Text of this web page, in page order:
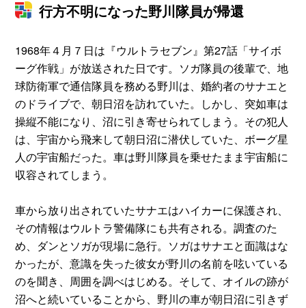
行方不明になった野川隊員が帰還
1968年４月７日は『ウルトラセブン』第27話「サイボ
ーグ作戦」が放送された日です。ソガ隊員の後輩で、地
球防衛軍で通信隊員を務める野川は、婚約者のサナエと
のドライブで、朝日沼を訪れていた。しかし、突如車は
操縦不能になり、沼に引き寄せられてしまう。その犯人
は、宇宙から飛来して朝日沼に潜伏していた、ボーグ星
人の宇宙船だった。車は野川隊員を乗せたまま宇宙船に
収容されてしまう。
車から放り出されていたサナエはハイカーに保護され、
その情報はウルトラ警備隊にも共有される。調査のた
め、ダンとソガが現場に急行。ソガはサナエと面識はな
かったが、意識を失った彼女が野川の名前を呟いている
のを聞き、周囲を調べはじめる。そして、オイルの跡が
沼へと続いていることから、野川の車が朝日沼に引きず